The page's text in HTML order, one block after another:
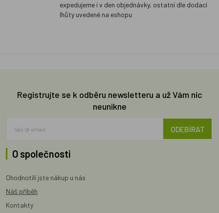
expedujeme i v den objednávky, ostatní dle dodací
lhůty uvedené na eshopu
Registrujte se k odběru newsletteru a už Vám nic
neunikne
ODEBÍRAT
O společnosti
Ohodnotili jste nákup u nás
Náš příběh
Kontakty